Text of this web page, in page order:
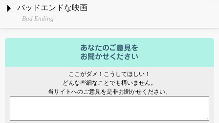
バッドエンドな映画
Bad Ending
ここがダメ！こうしてほしい！
どんな些細なことでも構いません。
当サイトへのご意見を是非お聞かせください。